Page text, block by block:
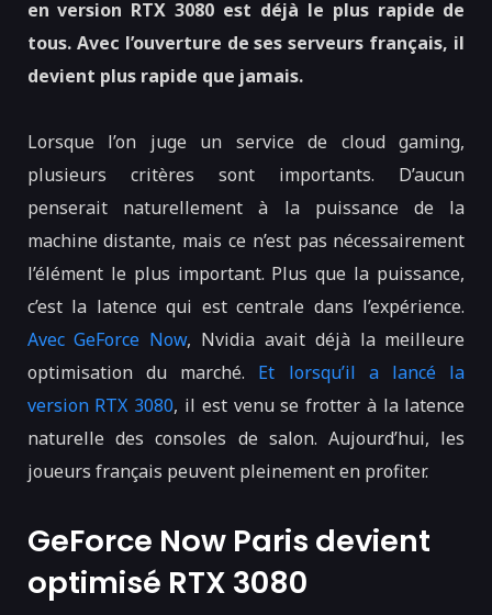
en version RTX 3080 est déjà le plus rapide de
tous. Avec l’ouverture de ses serveurs français, il
devient plus rapide que jamais.
Lorsque l’on juge un service de cloud gaming,
plusieurs critères sont importants. D’aucun
penserait naturellement à la puissance de la
machine distante, mais ce n’est pas nécessairement
l’élément le plus important. Plus que la puissance,
c’est la latence qui est centrale dans l’expérience.
Avec GeForce Now, Nvidia avait déjà la meilleure
optimisation du marché. Et lorsqu’il a lancé la
version RTX 3080, il est venu se frotter à la latence
naturelle des consoles de salon. Aujourd’hui, les
joueurs français peuvent pleinement en profiter.
GeForce Now Paris devient
optimisé RTX 3080